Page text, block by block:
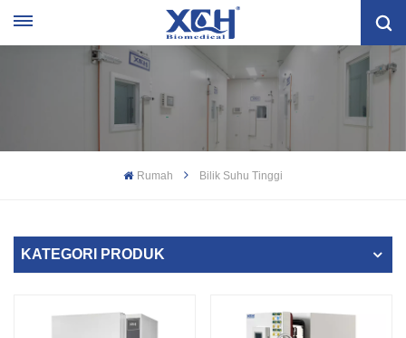
Rumah Bilik Suhu Tinggi
KATEGORI PRODUK